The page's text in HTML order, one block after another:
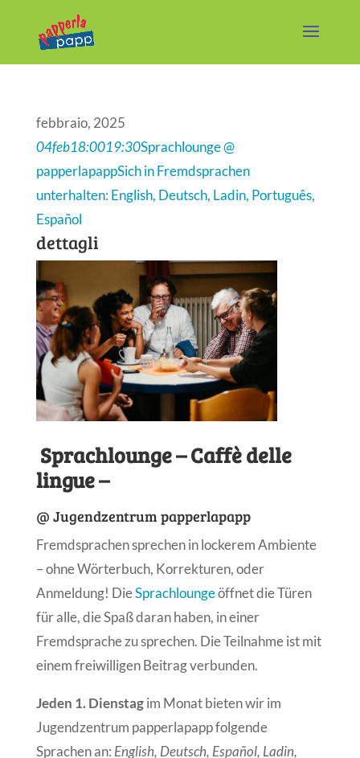
febbraio, 2025
04feb18:0019:30Sprachlounge @
papperlapappSich in Fremdsprachen
unterhalten: English, Deutsch, Ladin, Português,
Español
dettagli
Sprachlounge –Caffè delle
lingue –
@ Jugendzentrum papperlapapp
Fremdsprachen sprechen in lockerem Ambiente
– ohne Wörterbuch, Korrekturen, oder
Anmeldung! DieSprachloungeöffnet die Türen
für alle, die Spaß daran haben, in einer
Fremdsprache zu sprechen. Die Teilnahme ist mit
einem freiwilligen Beitrag verbunden.
Jeden 1. Dienstagim Monat bieten wir im
Jugendzentrum papperlapapp folgende
Sprachen an: English, Deutsch, Español, Ladin,